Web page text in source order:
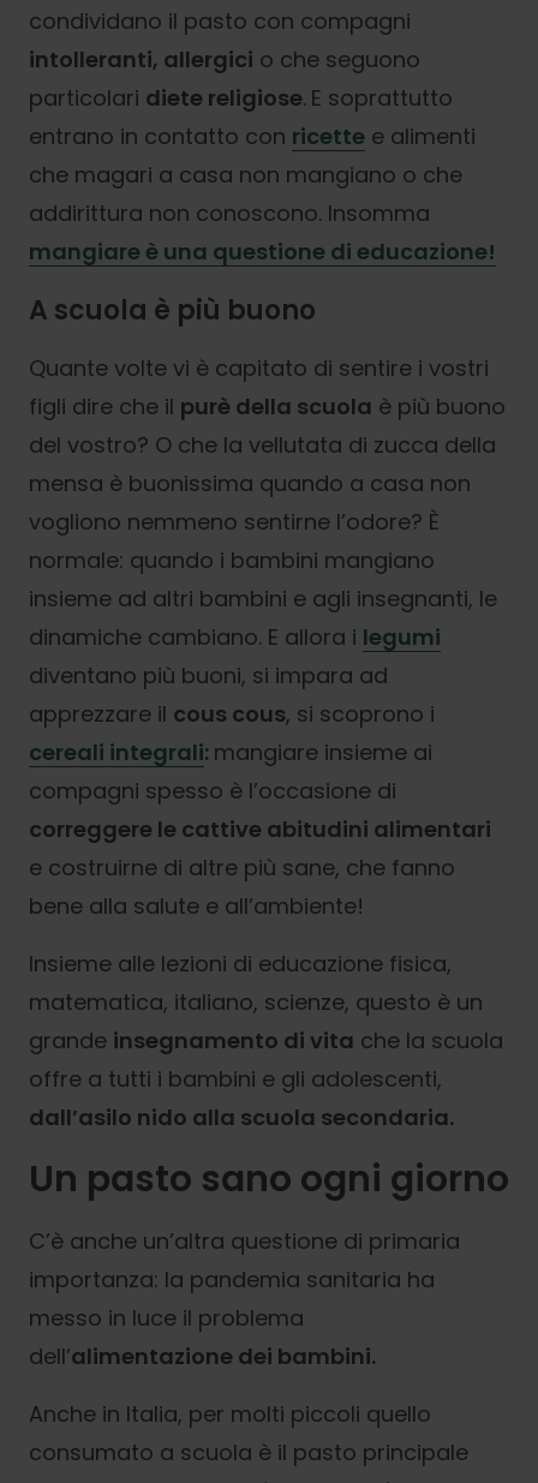
condividano il pasto con compagni
intolleranti, allergici o che seguono
particolari diete religiose. E soprattutto
entrano in contatto con ricette e alimenti
che magari a casa non mangiano o che
addirittura non conoscono. Insomma
mangiare è una questione di educazione!
A scuola è più buono
Quante volte vi è capitato di sentire i vostri
figli dire che il purè della scuola è più buono
del vostro? O che la vellutata di zucca della
mensa è buonissima quando a casa non
vogliono nemmeno sentirne l’odore? È
normale: quando i bambini mangiano
insieme ad altri bambini e agli insegnanti, le
dinamiche cambiano. E allora i legumi
diventano più buoni, si impara ad
apprezzare il cous cous, si scoprono i
cereali integrali: mangiare insieme ai
compagni spesso è l’occasione di
correggere le cattive abitudini alimentari
e costruirne di altre più sane, che fanno
bene alla salute e all’ambiente!
Insieme alle lezioni di educazione fisica,
matematica, italiano, scienze, questo è un
grande insegnamento di vita che la scuola
offre a tutti i bambini e gli adolescenti,
dall’asilo nido alla scuola secondaria.
Un pasto sano ogni giorno
C’è anche un’altra questione di primaria
importanza: la pandemia sanitaria ha
messo in luce il problema
dell’alimentazione dei bambini.
Anche in Italia, per molti piccoli quello
consumato a scuola è il pasto principale